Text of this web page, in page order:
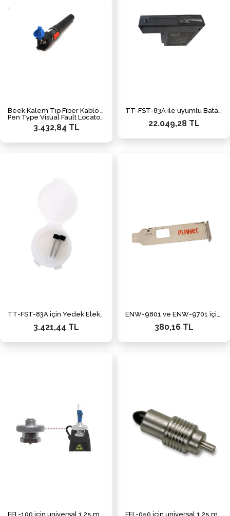
Pen Type Visual Fault Locator/Detector, optical output power > 20mW, 2.5mm Universal Connector
3.432,84 TL 22.049,28 TL
TT-FST-83A için Yedek Elektrod
3.421,44 TL
ENW-9801 ve ENW-9701 için Low Profile Bracket
380,16 TL